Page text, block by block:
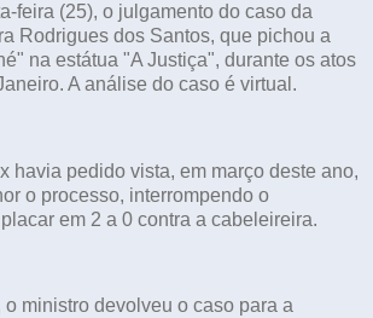
feira (25), o julgamento do caso da
Rodrigues dos Santos, que pichou a
na estátua "A Justiça", durante os atos
A análise do caso é virtual.
havia pedido vista, em março deste ano,
o processo, interrompendo o
em 2 a 0 contra a cabeleireira.
ministro devolveu o caso para a